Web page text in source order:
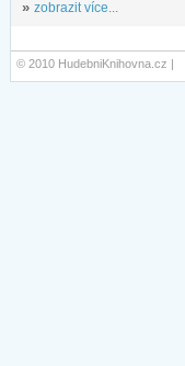
» zobrazit více...
© 2010 HudebniKnihovna.cz |